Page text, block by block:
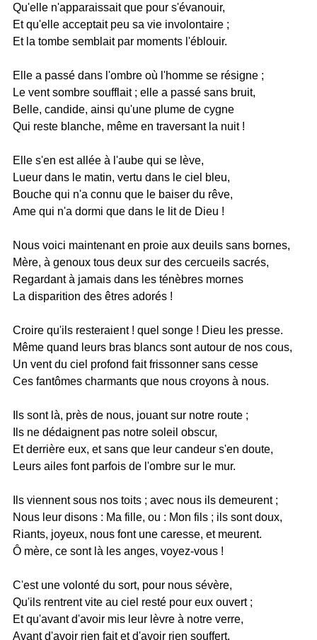
Qu'elle n'apparaissait que pour s'évanouir,
Et qu'elle acceptait peu sa vie involontaire ;
Et la tombe semblait par moments l'éblouir.
Elle a passé dans l'ombre où l'homme se résigne ;
Le vent sombre soufflait ; elle a passé sans bruit,
Belle, candide, ainsi qu'une plume de cygne
Qui reste blanche, même en traversant la nuit !
Elle s'en est allée à l'aube qui se lève,
Lueur dans le matin, vertu dans le ciel bleu,
Bouche qui n'a connu que le baiser du rêve,
Ame qui n'a dormi que dans le lit de Dieu !
Nous voici maintenant en proie aux deuils sans bornes,
Mère, à genoux tous deux sur des cercueils sacrés,
Regardant à jamais dans les ténèbres mornes
La disparition des êtres adorés !
Croire qu'ils resteraient ! quel songe ! Dieu les presse.
Même quand leurs bras blancs sont autour de nos cous,
Un vent du ciel profond fait frissonner sans cesse
Ces fantômes charmants que nous croyons à nous.
Ils sont là, près de nous, jouant sur notre route ;
Ils ne dédaignent pas notre soleil obscur,
Et derrière eux, et sans que leur candeur s'en doute,
Leurs ailes font parfois de l'ombre sur le mur.
Ils viennent sous nos toits ; avec nous ils demeurent ;
Nous leur disons : Ma fille, ou : Mon fils ; ils sont doux,
Riants, joyeux, nous font une caresse, et meurent.
Ô mère, ce sont là les anges, voyez-vous !
C'est une volonté du sort, pour nous sévère,
Qu'ils rentrent vite au ciel resté pour eux ouvert ;
Et qu'avant d'avoir mis leur lèvre à notre verre,
Avant d'avoir rien fait et d'avoir rien souffert,